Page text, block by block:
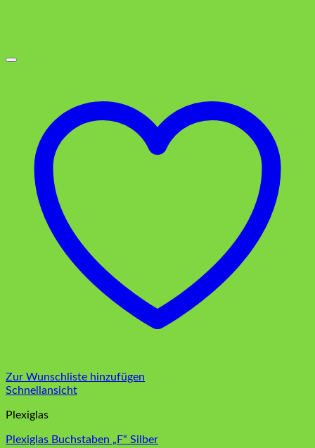
Zur Wunschliste hinzufügen
Schnellansicht
Plexiglas
Plexiglas Buchstaben „F“ Silber